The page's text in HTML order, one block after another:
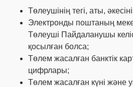
Төлеушінің тегі, аты,
Электронды поштаның
Төлеуші Пайдаланушы
қосылған болса;
Төлем жасалған банктік
цифрлары;
Төлем жасалған күні және